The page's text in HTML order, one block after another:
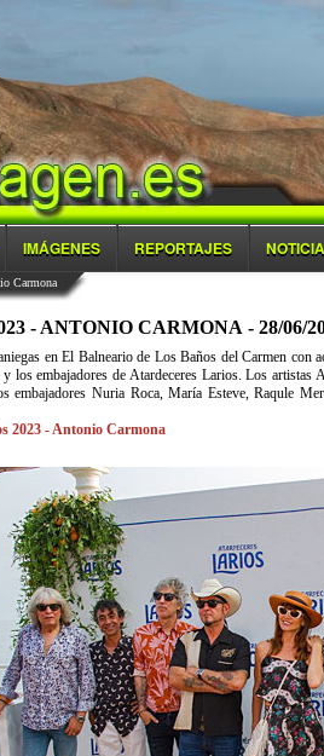
IMÁGENES REPORTAJES
Carmona
- ANTONIO CARMONA - 28/06/
en El Balneario de Los Baños del Carmen
los embajadores de Atardeceres Larios. Los
embajadores Nuria Roca, María Esteve, Raqule
2023 - Antonio Carmona